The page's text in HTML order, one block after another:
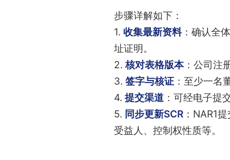
步骤详解如下：
1. 收集最新资料：确认全
址证明。
2.核对表格版本：公司注
3. 签字与核证 ：至少一名
4. 提交渠道 ：可经电子提
5. 同步更新SCR ：NAR1
受益人、控制权性质等。